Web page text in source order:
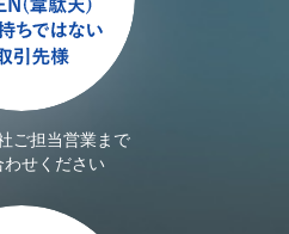
ご担当営業まで
わせください